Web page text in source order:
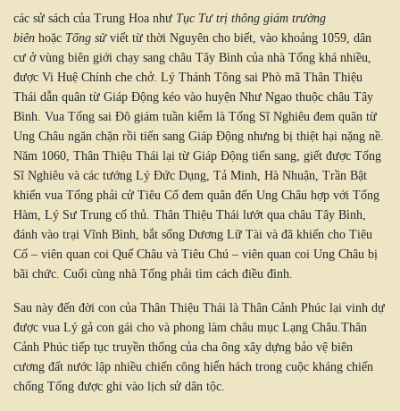
các sử sách của Trung Hoa như Tục Tư trị thông giám trường
biên hoặc Tống sửviết từ thời Nguyên cho biết, vào khoảng 1059, dân
cư ở vùng biên giới chạy sang châu Tây Bình của nhà Tống khá nhiều,
được Vi Huệ Chính che chở. Lý Thánh Tông sai Phò mã Thân Thiệu
Thái dẫn quân từ Giáp Động kéo vào huyện Như Ngao thuộc châu Tây
Bình. Vua Tống sai Đô giám tuần kiểm là Tống Sĩ Nghiêu đem quân từ
Ung Châu ngăn chặn rồi tiến sang Giáp Động nhưng bị thiệt hại nặng nề.
Năm 1060, Thân Thiệu Thái lại từ Giáp Động tiến sang, giết được Tống
Sĩ Nghiêu và các tướng Lý Đức Dụng, Tả Minh, Hà Nhuận, Trần Bật
khiến vua Tống phải cử Tiêu Cố đem quân đến Ung Châu hợp với Tống
Hàm, Lý Sư Trung cố thủ. Thân Thiệu Thái lướt qua châu Tây Bình,
đánh vào trại Vĩnh Bình, bắt sống Dương Lữ Tài và đã khiến cho Tiêu
Cố – viên quan coi Quế Châu và Tiêu Chú – viên quan coi Ung Châu bị
bãi chức. Cuối cùng nhà Tống phải tìm cách điều đình.
Sau này đến đời con của Thân Thiệu Thái là Thân Cảnh Phúc lại vinh dự
được vua Lý gả con gái cho và phong làm châu mục Lạng Châu.Thân
Cảnh Phúc tiếp tục truyền thống của cha ông xây dựng bảo vệ biên
cương đất nước lập nhiều chiến công hiển hách trong cuộc kháng chiến
chống Tống được ghi vào lịch sử dân tộc.